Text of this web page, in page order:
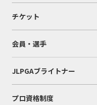
チケット
会員・選手
JLPGAブライトナー
プロ資格制度